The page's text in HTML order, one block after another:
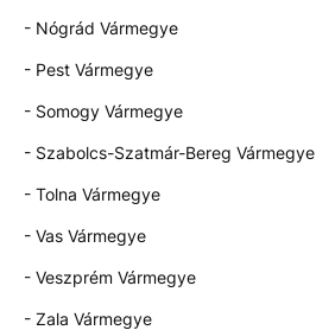
- Nógrád Vármegye
- Pest Vármegye
- Somogy Vármegye
- Szabolcs-Szatmár-Bereg Vármegye
- Tolna Vármegye
- Vas Vármegye
- Veszprém Vármegye
- Zala Vármegye